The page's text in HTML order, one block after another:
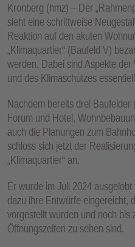
Kronberg (hmz) – Der
sieht eine schrittweise
Reaktion auf den akuten
„Klimaquartier“ (Baufeld V)
werden. Dabei sind Aspekte
und des Klimaschutzes
Nachdem bereits drei
Forum und Hotel,
auch die Planungen zum
schloss sich jetzt der
„Klimaquartier“ an.
Er wurde im Juli 2024
dazu ihre Entwürfe eingereicht,
vorgestellt wurden und noch bis
Öffnungszeiten zu sehen sind.